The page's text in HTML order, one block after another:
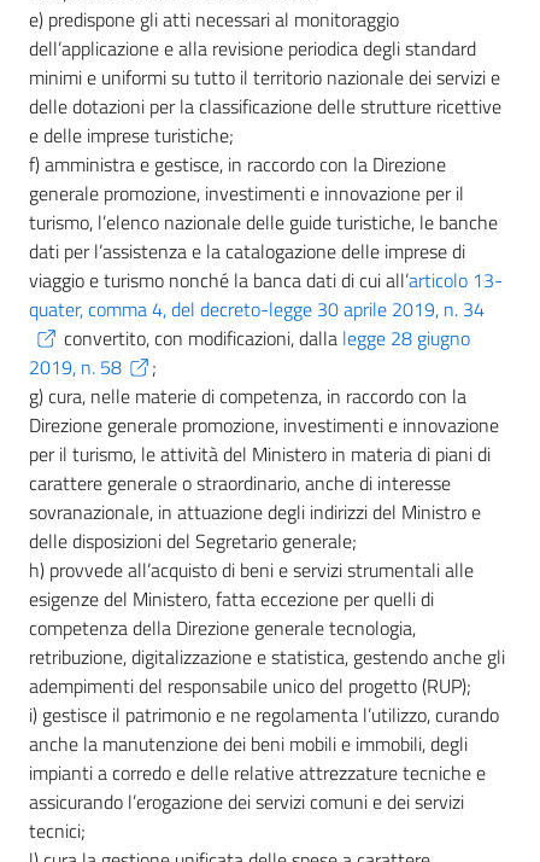
e) predispone gli atti necessari al monitoraggio
dell’applicazione e alla revisione periodica degli standard
minimi e uniformi su tutto il territorio nazionale dei servizi e
delle dotazioni per la classificazione delle strutture ricettive
e delle imprese turistiche;
f) amministra e gestisce, in raccordo con la Direzione
generale promozione, investimenti e innovazione per il
turismo, l’elenco nazionale delle guide turistiche, le banche
dati per l’assistenza e la catalogazione delle imprese di
viaggio e turismo nonché la banca dati di cui all’articolo 13-
quater, comma 4, del decreto-legge 30 aprile 2019, n. 34
convertito, con modificazioni, dalla legge 28 giugno
2019, n. 58
;
g) cura, nelle materie di competenza, in raccordo con la
Direzione generale promozione, investimenti e innovazione
per il turismo, le attività del Ministero in materia di piani di
carattere generale o straordinario, anche di interesse
sovranazionale, in attuazione degli indirizzi del Ministro e
delle disposizioni del Segretario generale;
h) provvede all’acquisto di beni e servizi strumentali alle
esigenze del Ministero, fatta eccezione per quelli di
competenza della Direzione generale tecnologia,
retribuzione, digitalizzazione e statistica, gestendo anche gli
adempimenti del responsabile unico del progetto (RUP);
i) gestisce il patrimonio e ne regolamenta l’utilizzo, curando
anche la manutenzione dei beni mobili e immobili, degli
impianti a corredo e delle relative attrezzature tecniche e
assicurando l’erogazione dei servizi comuni e dei servizi
tecnici;